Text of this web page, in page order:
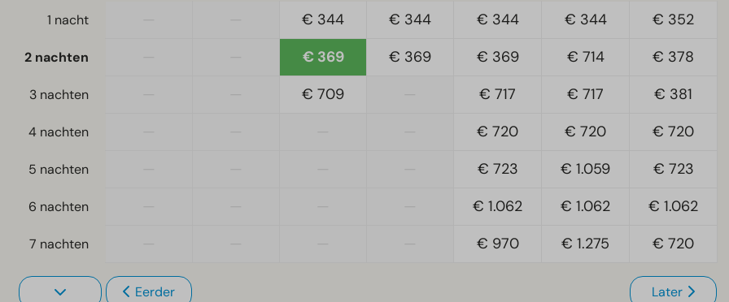
1 nacht
€ 344 € 344 € 344 € 344 € 352
2 nachten € 369 € 369 € 369 € 714 € 378
3 nachten € 709 € 717 € 717 € 381
4 nachten € 720 € 720 € 720
5 nachten € 723 € 1.059 € 723
6 nachten € 1.062 € 1.062 € 1.062
7 nachten € 970 € 1.275 € 720
Eerder Later